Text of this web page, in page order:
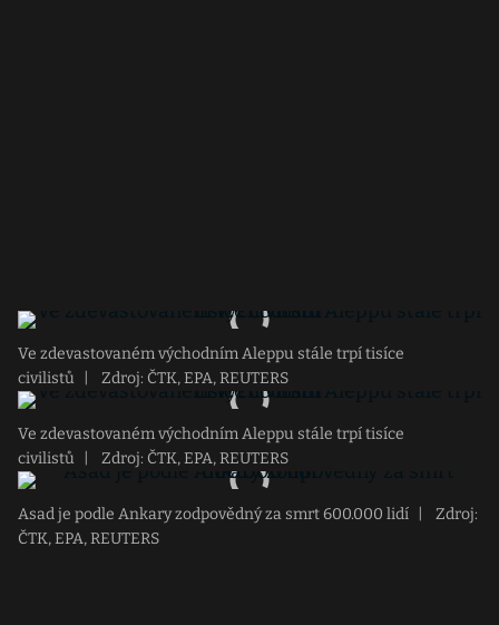
Ve zdevastovaném východním Aleppu stále trpí tisíce
civilistů
Zdroj: ČTK, EPA, REUTERS
Ve zdevastovaném východním Aleppu stále trpí tisíce
civilistů
Zdroj: ČTK, EPA, REUTERS
Asad je podle Ankary zodpovědný za smrt 600.000 lidí
Zdroj:
ČTK, EPA, REUTERS